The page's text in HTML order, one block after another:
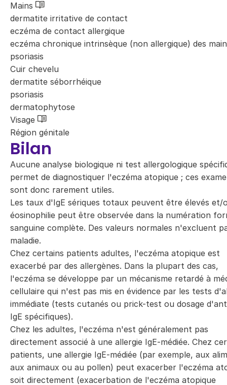
Mains
dermatite irritative de contact
eczéma de contact allergique
eczéma chronique intrinsèque (non allergique) des
psoriasis
Cuir chevelu
dermatite séborrhéique
psoriasis
dermatophytose
Visage
Région génitale
Bilan
Aucune analyse biologique ni test allergologique
permet de diagnostiquer l'eczéma atopique ; ces
sont donc rarement utiles.
Les taux d'IgE sériques totaux peuvent être élevés et/
éosinophilie peut être observée dans la numération
sanguine complète. Des valeurs normales n'excluent
maladie.
Chez certains patients adultes, l'eczéma atopique est
exacerbé par des allergènes. Dans la plupart des cas,
l'eczéma se développe par un mécanisme retardé à
cellulaire qui n'est pas mis en évidence par les tests
immédiate (tests cutanés ou prick-test ou dosage
IgE spécifiques).
Chez les adultes, l'eczéma n'est généralement pas
directement associé à une allergie IgE-médiée. Chez
patients, une allergie IgE-médiée (par exemple, aux
aux animaux ou au pollen) peut exacerber l'eczéma
soit directement (exacerbation de l'eczéma atopique